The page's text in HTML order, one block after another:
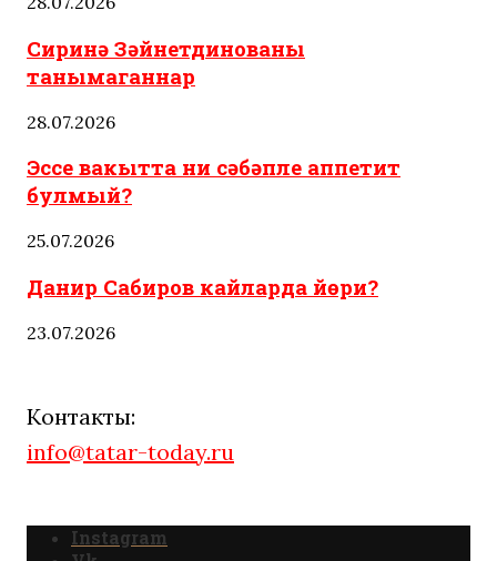
Сиринә Зәйнетдинованы
танымаганнар
28.07.2026
Эссе вакытта ни сәбәпле аппетит
булмый?
25.07.2026
Данир Сабиров кайларда йөри?
23.07.2026
Контакты:
info@tatar-today.ru
Instagram